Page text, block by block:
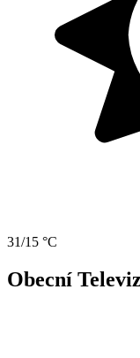
31/15 °C
Obecní